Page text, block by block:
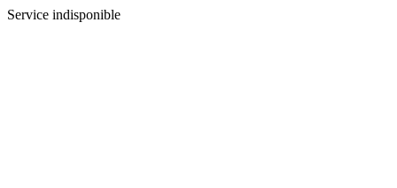
Service indisponible